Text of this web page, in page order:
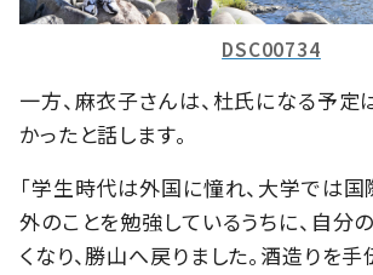
DSC00734
一方、麻衣子さんは、杜氏になる予定
かったと話します。
「学生時代は外国に憧れ、大学では国
外のことを勉強しているうちに、自分
くなり、勝山へ戻りました。酒造りを